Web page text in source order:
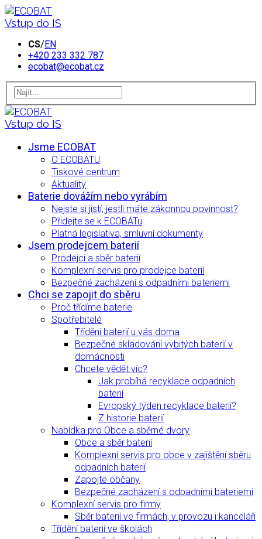
Vstup do IS
CS/EN
+420 233 332 787
ecobat@ecobat.cz
Vstup do IS
Jsme ECOBAT
O ECOBATU
Tiskové centrum
Aktuality
Baterie dovážím nebo vyrábím
Nejste si jistí, jestli máte zákonnou povinnost?
Přidejte se k ECOBATu
Platná legislativa, smluvní dokumenty
Jsem prodejcem baterií
Prodejci a sběr baterií
Komplexní servis pro prodejce baterií
Bezpečné zacházení s odpadními bateriemi
Chci se zapojit do sběru
Proč třídíme baterie
Spotřebitelé
Třídění baterií u vás doma
Bezpečné skladování vybitých baterií v
domácnosti
Chcete vědět víc?
Jak probíhá recyklace odpadních
baterií
Evropský týden recyklace baterií?
Z historie baterií
Nabídka pro Obce a sběrné dvory
Obce a sběr baterií
Komplexní servis pro obce v zajištění sběru
odpadních baterií
Zapojte občany
Bezpečné zacházení s odpadními bateriemi
Komplexní servis pro firmy
Sběr baterií ve firmách, v provozu i kanceláři
Třídění baterií ve školách